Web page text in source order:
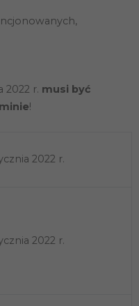
r. musi być
!
2022 r.
2022 r.